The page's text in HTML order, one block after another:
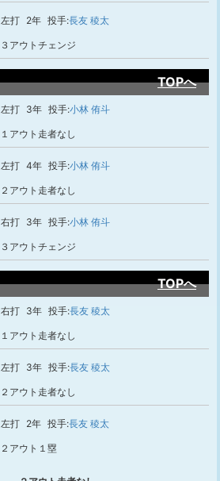
左打 2年 投手:長友 稜太
３アウトチェンジ
TOPへ
左打 3年 投手:小林 侑斗
１アウト走者なし
左打 4年 投手:小林 侑斗
２アウト走者なし
右打 3年 投手:小林 侑斗
３アウトチェンジ
TOPへ
右打 3年 投手:長友 稜太
１アウト走者なし
左打 3年 投手:長友 稜太
２アウト走者なし
左打 2年 投手:長友 稜太
２アウト１塁